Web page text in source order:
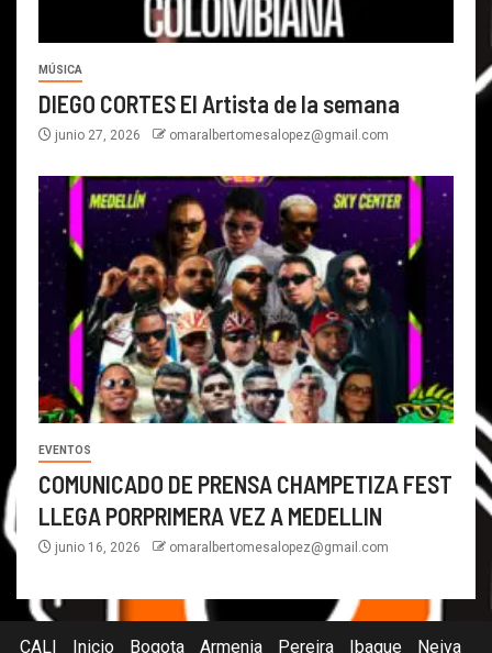
MÚSICA
DIEGO CORTES El Artista de la semana
junio 27, 2026 omaralbertomesalopez@gmail.com
EVENTOS
COMUNICADO DE PRENSA CHAMPETIZA FEST
LLEGA PORPRIMERA VEZ A MEDELLIN
junio 16, 2026 omaralbertomesalopez@gmail.com
CALI Inicio Bogota Armenia Pereira Ibague Neiva